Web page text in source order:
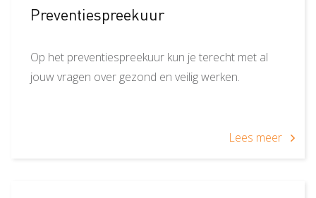
Preventiespreekuur
Op het preventiespreekuur kun je terecht met al
jouw vragen over gezond en veilig werken.
Lees meer